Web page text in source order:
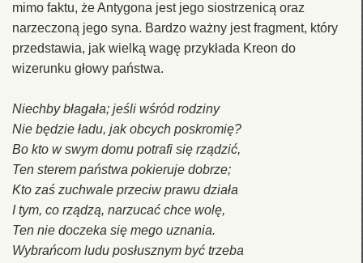
mimo faktu, że Antygona jest jego siostrzenicą oraz
narzeczoną jego syna. Bardzo ważny jest fragment, który
przedstawia, jak wielką wagę przykłada Kreon do
wizerunku głowy państwa.
Niechby błagała; jeśli wśród roǳiny
Nie bęǳie ładu, jak obcych poskromię?
Bo kto w swym domu potrafi się rząǳić,
Ten sterem państwa pokieruje dobrze;
Kto zaś zuchwale przeciw prawu ǳiała
I tym, co rząǳą, narzucać chce wolę,
Ten nie doczeka się mego uznania.
Wybrańcom ludu posłusznym być trzeba